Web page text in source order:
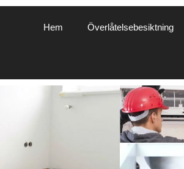
Hem Överlåtelsebesiktning